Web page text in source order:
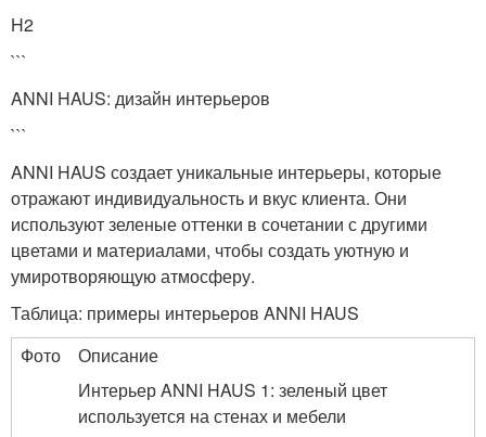
H2
```
ANNI HAUS: дизайн интерьеров
```
ANNI HAUS создает уникальные интерьеры, которые
отражают индивидуальность и вкус клиента. Они
используют зеленые оттенки в сочетании с другими
цветами и материалами, чтобы создать уютную и
умиротворяющую атмосферу.
Таблица: примеры интерьеров ANNI HAUS
Фото
Описание
Интерьер ANNI HAUS 1: зеленый цвет
используется на стенах и мебели